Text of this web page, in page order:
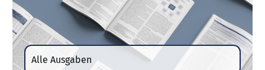
Alle Ausgaben